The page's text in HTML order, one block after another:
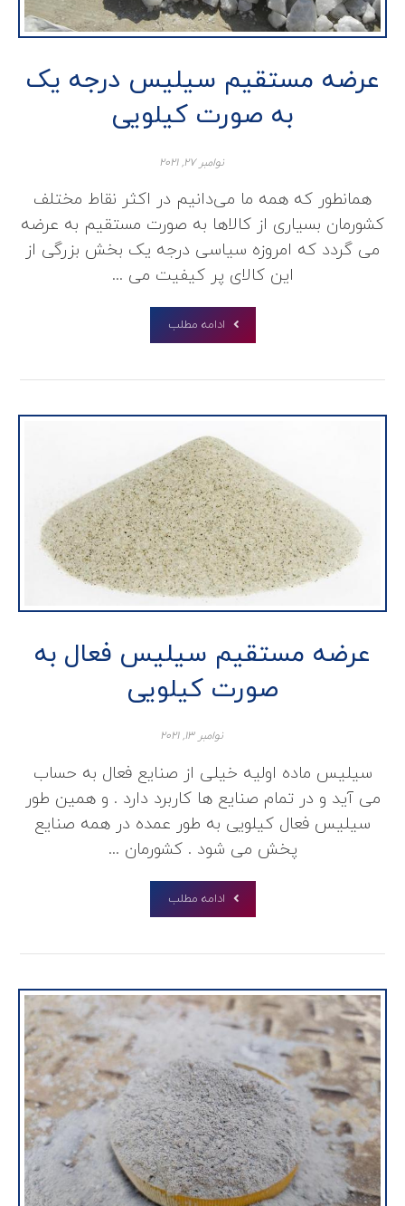
عرضه مستقیم سیلیس درجه یک
به صورت کیلویی
نوامبر ۲۷, ۲۰۲۱
همانطور که همه ما می‌دانیم در اکثر نقاط مختلف
کشورمان بسیاری از کالاها به صورت مستقیم به عرضه
می گردد که امروزه سیاسی درجه یک بخش بزرگی از
این کالای پر کیفیت می ...
ادامه مطلب
عرضه مستقیم سیلیس فعال به
صورت کیلویی
نوامبر ۱۳, ۲۰۲۱
سیلیس ماده اولیه خیلی از صنایع فعال به حساب
می آید و در تمام صنایع ها کاربرد دارد . و همین طور
سیلیس فعال کیلویی به طور عمده در همه صنایع
پخش می شود . کشورمان ...
ادامه مطلب